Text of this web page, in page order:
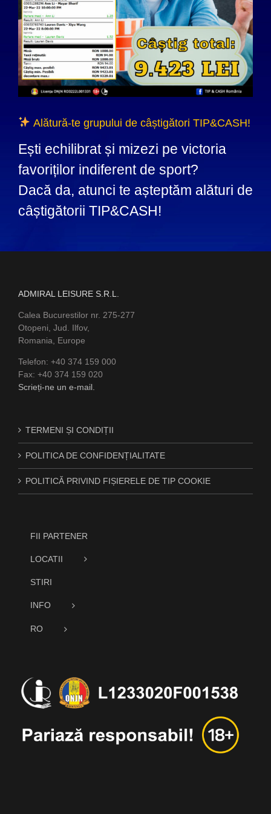
Alătură-te grupului de câștigători TIP&CASH!
Ești echilibrat și mizezi pe victoria
favoriților indiferent de sport?
Dacă da, atunci te așteptăm alături de
câștigătorii TIP&CASH!
ADMIRAL LEISURE S.R.L.
Calea Bucurestilor nr. 275-277
Otopeni, Jud. Ilfov,
Romania, Europe
Telefon: +40 374 159 000
Fax: +40 374 159 020
Scrieți-ne un e-mail.
TERMENI ȘI CONDIȚII
POLITICA DE CONFIDENȚIALITATE
POLITICĂ PRIVIND FIȘIERELE DE TIP COOKIE
FII PARTENER
LOCATII
STIRI
INFO
RO